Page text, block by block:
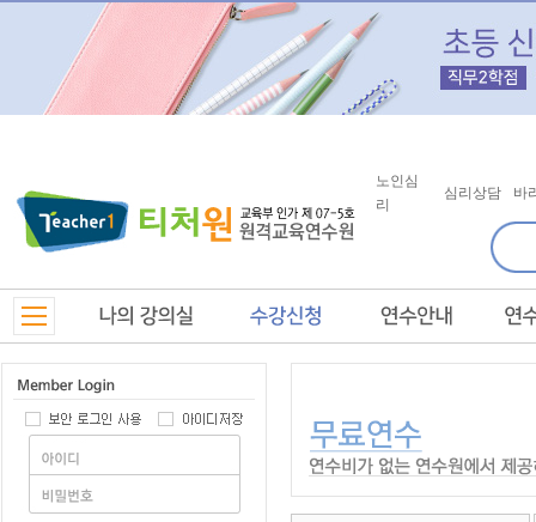
노인심
리
심리상담 바